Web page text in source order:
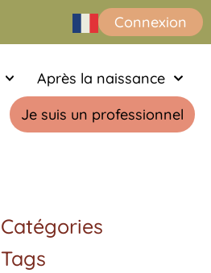
Connexion
Après la naissance
Je suis un professionnel
Catégories
Tags